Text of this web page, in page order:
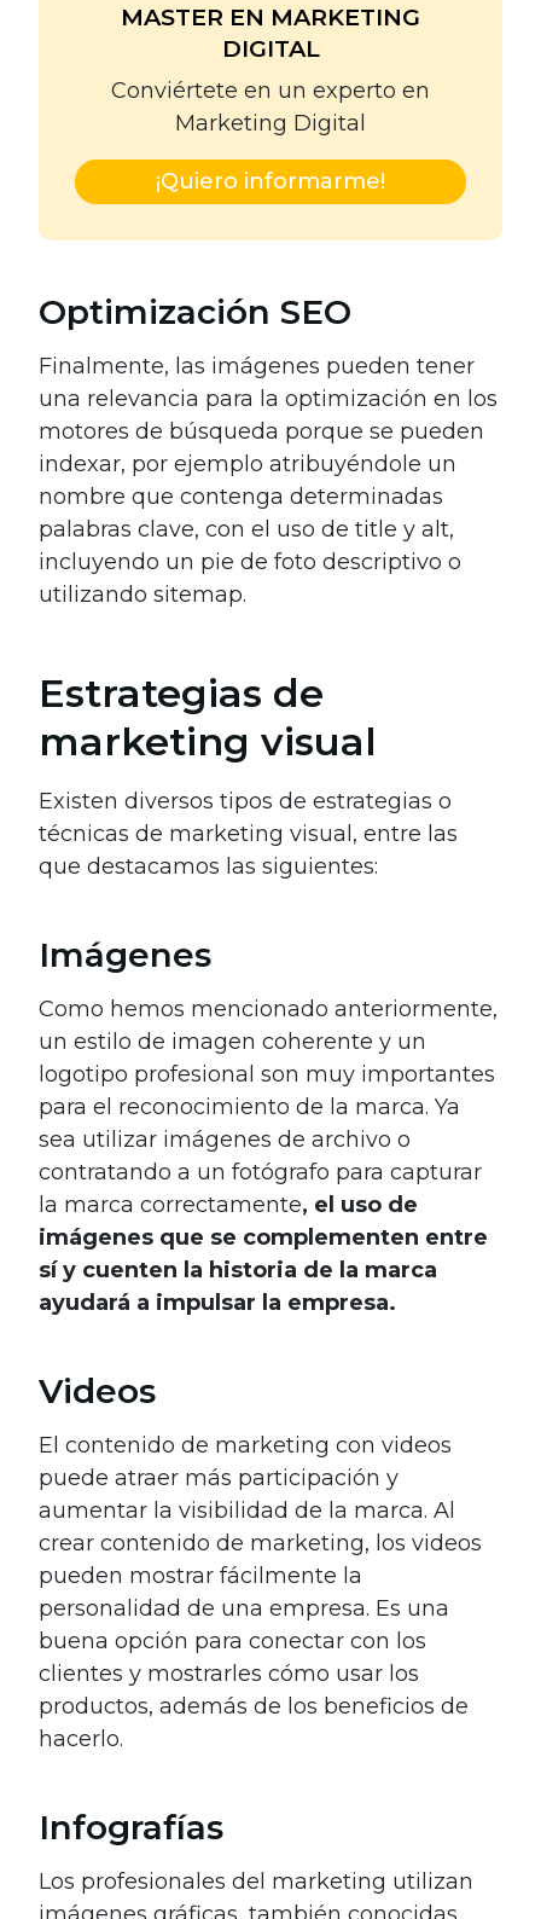
MASTER EN MARKETING
DIGITAL
Conviértete en un experto en
Marketing Digital
¡Quiero informarme!
Optimización SEO
Finalmente, las imágenes pueden tener
una relevancia para la optimización en los
motores de búsqueda porque se pueden
indexar, por ejemplo atribuyéndole un
nombre que contenga determinadas
palabras clave, con el uso de title y alt,
incluyendo un pie de foto descriptivo o
utilizando sitemap.
Estrategias de
marketing visual
Existen diversos tipos de estrategias o
técnicas de marketing visual, entre las
que destacamos las siguientes:
Imágenes
Como hemos mencionado anteriormente,
un estilo de imagen coherente y un
logotipo profesional son muy importantes
para el reconocimiento de la marca. Ya
sea utilizar imágenes de archivo o
contratando a un fotógrafo para capturar
la marca correctamente, el uso de
imágenes que se complementen entre
sí y cuenten la historia de la marca
ayudará a impulsar la empresa.
Videos
El contenido de marketing con videos
puede atraer más participación y
aumentar la visibilidad de la marca. Al
crear contenido de marketing, los videos
pueden mostrar fácilmente la
personalidad de una empresa. Es una
buena opción para conectar con los
clientes y mostrarles cómo usar los
productos, además de los beneficios de
hacerlo.
Infografías
Los profesionales del marketing utilizan